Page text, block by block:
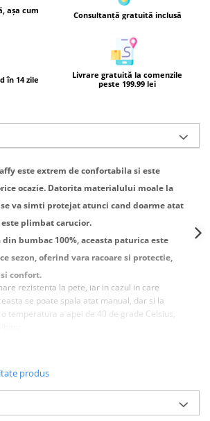
așa cum
Consultanță gratuită inclusă
în 14 zile
Livrare gratuită la comenzile
peste 199.99 lei
este extrem de confortabila si este
ocazie. Datorita materialului moale la
va simti protejat atunci cand doarme atat
plimbat carucior.
bumbac 100%, aceasta paturica este
sezon, oferind vara racoare si protectie,
confort.
rezistenta la pete, iar in cazul in care
se poate spala atat manual, dar si la
temperatura a apei de 40 de grade Celsius,
ii va oferi bebelusului
de care are nevoie si va fi
mai mult in detrimentul uneia
produs